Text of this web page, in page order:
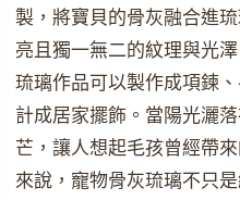
製，將寶貝的骨灰融合進
亮且獨一無二的紋理與光澤
琉璃作品可以製作成項鍊
計成居家擺飾。當陽光灑
芒，讓人想起毛孩曾經帶
來說，寵物骨灰琉璃不只